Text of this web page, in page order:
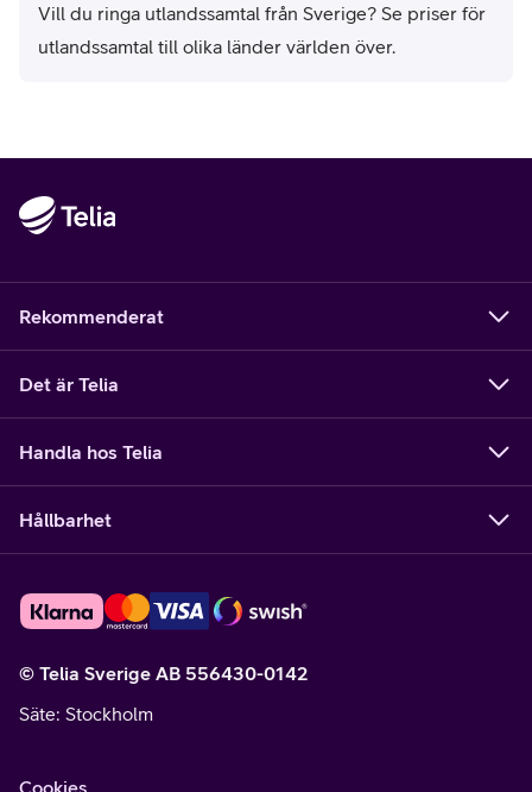
Vill du ringa utlandssamtal från Sverige? Se priser för
utlandssamtal till olika länder världen över.
Rekommenderat
Det är Telia
Handla hos Telia
Hållbarhet
© Telia Sverige AB 556430-0142
Säte: Stockholm
Cookies